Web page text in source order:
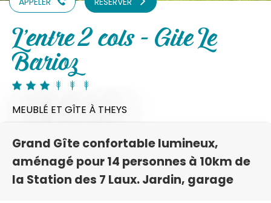
L'entre 2 cols - Gite Le
Barioz
MEUBLÉ ET GÎTE À THEYS
Grand Gîte confortable lumineux,
aménagé pour 14 personnes à 10km de
la Station des 7 Laux. Jardin, garage